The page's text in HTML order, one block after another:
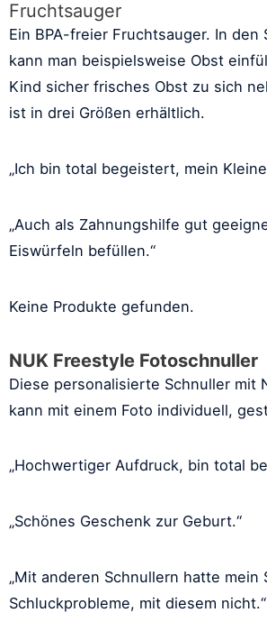
Fruchtsauger
Ein BPA-freier Fruchtsauger. In den
kann man beispielsweise Obst
Kind sicher frisches Obst zu sich
ist in drei Größen erhältlich.
„Ich bin total begeistert, mein
„Auch als Zahnungshilfe gut
Eiswürfeln befüllen.“
Keine Produkte gefunden.
NUK Freestyle Fotoschnuller
Diese personalisierte Schnuller mit
kann mit einem Foto individuell,
„Hochwertiger Aufdruck, bin total
„Schönes Geschenk zur Geburt.“
„Mit anderen Schnullern hatte mein
Schluckprobleme, mit diesem nicht.“